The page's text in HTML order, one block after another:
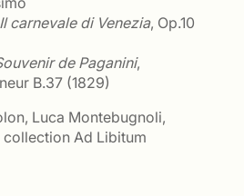
Il carnevale di Venezia, Op.10
de Paganini,
B.37 (1829)
Luca Montebugnoli,
Ad Libitum